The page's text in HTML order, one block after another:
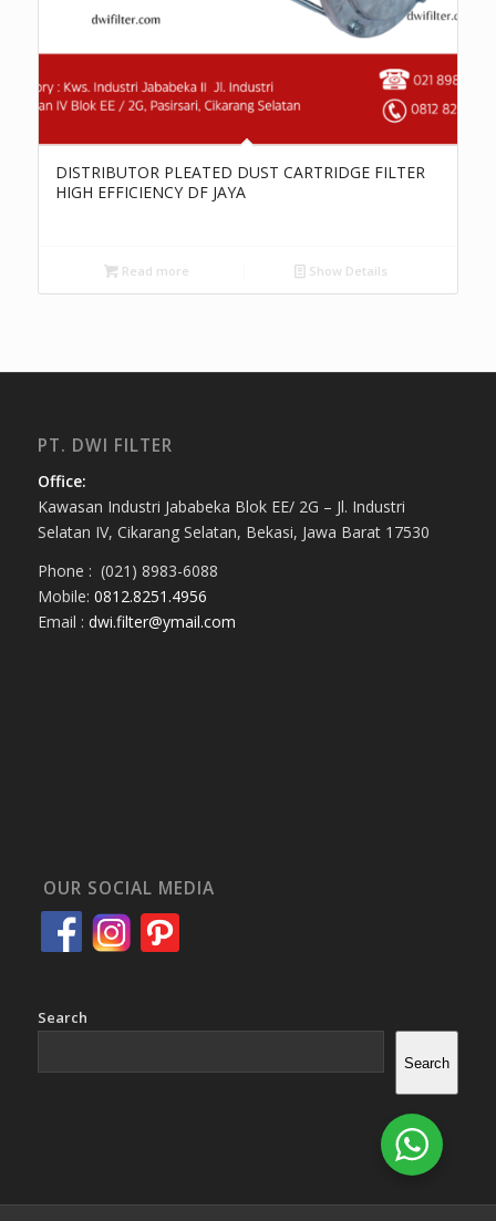
DISTRIBUTOR PLEATED DUST CARTRIDGE FILTER
HIGH EFFICIENCY DF JAYA
Read more Show Details
PT. DWI FILTER
Office:
Kawasan Industri Jababeka Blok EE/ 2G – Jl. Industri
Selatan IV, Cikarang Selatan, Bekasi, Jawa Barat 17530
Phone : (021) 8983-6088
Mobile: 0812.8251.4956
Email : dwi.filter@ymail.com
OUR SOCIAL MEDIA
Search
Search